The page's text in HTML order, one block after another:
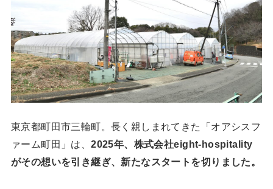
東京都町田市三輪町。長く親しまれてきた「オアシスフ
ァーム町田」は、2025年、株式会社eight-hospitality
がその想いを引き継ぎ、新たなスタートを切りました。